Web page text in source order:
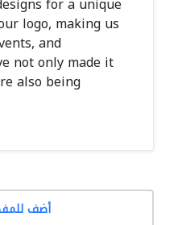
logo, making us
and
not only made it
also being
أضف